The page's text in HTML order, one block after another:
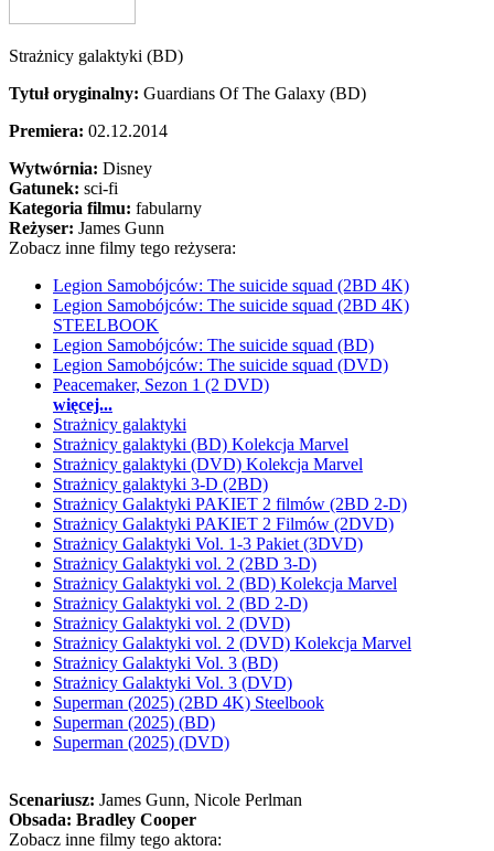
Strażnicy galaktyki (BD)
Tytuł oryginalny: Guardians Of The Galaxy (BD)
Premiera: 02.12.2014
Wytwórnia: Disney
Gatunek: sci-fi
Kategoria filmu: fabularny
Reżyser: James Gunn
Zobacz inne filmy tego reżysera:
Legion Samobójców: The suicide squad (2BD 4K)
Legion Samobójców: The suicide squad (2BD 4K)
STEELBOOK
Legion Samobójców: The suicide squad (BD)
Legion Samobójców: The suicide squad (DVD)
Peacemaker, Sezon 1 (2 DVD)
więcej...
Strażnicy galaktyki
Strażnicy galaktyki (BD) Kolekcja Marvel
Strażnicy galaktyki (DVD) Kolekcja Marvel
Strażnicy galaktyki 3-D (2BD)
Strażnicy Galaktyki PAKIET 2 filmów (2BD 2-D)
Strażnicy Galaktyki PAKIET 2 Filmów (2DVD)
Strażnicy Galaktyki Vol. 1-3 Pakiet (3DVD)
Strażnicy Galaktyki vol. 2 (2BD 3-D)
Strażnicy Galaktyki vol. 2 (BD) Kolekcja Marvel
Strażnicy Galaktyki vol. 2 (BD 2-D)
Strażnicy Galaktyki vol. 2 (DVD)
Strażnicy Galaktyki vol. 2 (DVD) Kolekcja Marvel
Strażnicy Galaktyki Vol. 3 (BD)
Strażnicy Galaktyki Vol. 3 (DVD)
Superman (2025) (2BD 4K) Steelbook
Superman (2025) (BD)
Superman (2025) (DVD)
Scenariusz: James Gunn, Nicole Perlman
Obsada: Bradley Cooper
Zobacz inne filmy tego aktora: